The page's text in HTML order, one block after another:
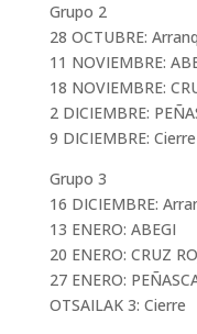
Grupo 2
28 OCTUBRE:
11 NOVIEMBRE:
18 NOVIEMBRE:
2 DICIEMBRE:
9 DICIEMBRE: Cierre
Grupo 3
16 DICIEMBRE:
13 ENERO: ABEGI
20 ENERO: CRUZ
27 ENERO:
OTSAILAK 3: Cierre